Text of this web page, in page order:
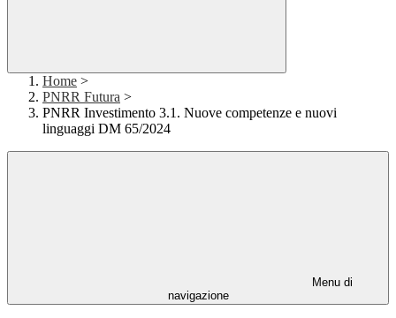
Home >
PNRR Futura >
PNRR Investimento 3.1. Nuove competenze e nuovi
linguaggi DM 65/2024
Menu di
navigazione